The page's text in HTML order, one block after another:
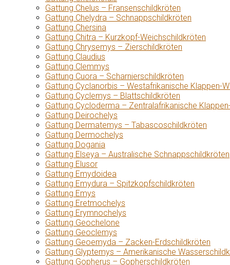
Gattung Chelus – Fransenschildkröten
Gattung Chelydra – Schnappschildkröten
Gattung Chersina
Gattung Chitra – Kurzkopf-Weichschildkröten
Gattung Chrysemys – Zierschildkröten
Gattung Claudius
Gattung Clemmys
Gattung Cuora – Scharnierschildkröten
Gattung Cyclanorbis – Westafrikanische Klappen-
Gattung Cyclemys – Blattschildkröten
Gattung Cycloderma – Zentralafrikanische
Gattung Deirochelys
Gattung Dermatemys – Tabascoschildkröten
Gattung Dermochelys
Gattung Dogania
Gattung Elseya – Australische Schnappschildkröten
Gattung Elusor
Gattung Emydoidea
Gattung Emydura – Spitzkopfschildkröten
Gattung Emys
Gattung Eretmochelys
Gattung Erymnochelys
Gattung Geochelone
Gattung Geoclemys
Gattung Geoemyda – Zacken-Erdschildkröten
Gattung Glyptemys – Amerikanische
Gattung Gopherus – Gopherschildkröten